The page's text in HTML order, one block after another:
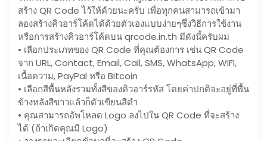
สร้าง QR Code ไว้ให้ด้วยนะครับ เพื่อทุกคนสามารถเข้ามา
ลองสร้างคิวอาร์โค้ดได้ด้วยตัวเองแบบง่ายๆซึ่งวิธีการใช้งาน
หรือการสร้างคิวอาร์โค้ดบน qrcode.in.th มีดังนี้ครับผม
• เลือกประเภทของ QR Code ที่คุณต้องการ เช่น QR Code
จาก URL, Contact, Email, Call, SMS, WhatsApp, WIFI,
เนื้อความ, PayPal หรือ Bitcoin
• เลือกสีพื้นหลังรวมทั้งสีของคิวอาร์รหัส โดยค่าปกติจะอยู่ที่พื้น
ข้างหลังสีขาวแล้วก็ตัวเขียนสีดำ
• คุณสามารถอัพโหลด Logo ลงไปใน QR Code ที่จะสร้าง
ได้ (ถ้าเกิดคุณมี Logo)